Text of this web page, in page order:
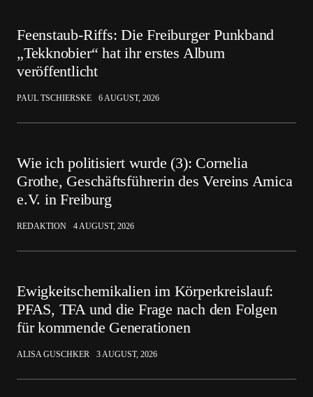
Feenstaub-Riffs: Die Freiburger Punkband
„Tekknobier“ hat ihr erstes Album
veröffentlicht
PAUL TSCHIERSKE 6 AUGUST, 2026
Wie ich politisiert wurde (3): Cornelia
Grothe, Geschäftsführerin des Vereins Amica
e.V. in Freiburg
REDAKTION 4 AUGUST, 2026
Ewigkeitschemikalien im Körperkreislauf:
PFAS, TFA und die Frage nach den Folgen
für kommende Generationen
ALISA GUSCHKER 3 AUGUST, 2026